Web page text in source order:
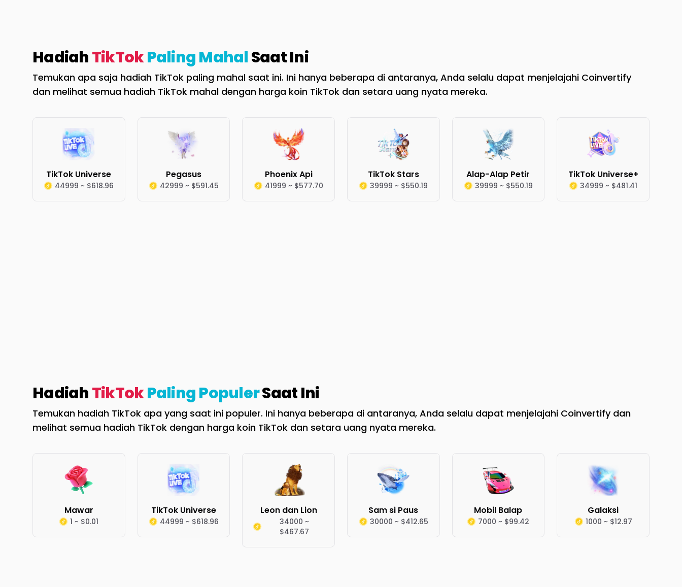
HadiahTikTokPaling MahalSaat Ini
Temukan apa saja hadiah TikTok paling mahal saat ini. Ini hanya beberapa di antaranya, Anda selalu dapat menjelajahi Coinvertify
dan melihat semua hadiah TikTok mahal dengan harga koin TikTok dan setara uang nyata mereka.
TikTok Universe
44999 ~ $618.96
Pegasus
42999 ~ $591.45
Phoenix Api
41999 ~ $577.70
TikTok Stars
39999 ~ $550.19
Alap-Alap Petir
39999 ~ $550.19
TikTok Universe+
34999 ~ $481.41
HadiahTikTokPaling PopulerSaat Ini
Temukan hadiah TikTok apa yang saat ini populer. Ini hanya beberapa di antaranya, Anda selalu dapat menjelajahi Coinvertify dan
melihat semua hadiah TikTok dengan harga koin TikTok dan setara uang nyata mereka.
Mawar
1 ~ $0.01
TikTok Universe
44999 ~ $618.96
Leon dan Lion
34000 ~
$467.67
Sam si Paus
30000 ~ $412.65
Mobil Balap
7000 ~ $99.42
Galaksi
1000 ~ $12.97